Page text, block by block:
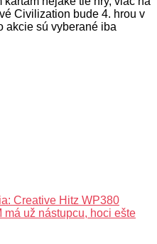
Civilization bude 4. hrou v
akcie sú vyberané iba
Creative Hitz WP380
má už nástupcu, hoci ešte